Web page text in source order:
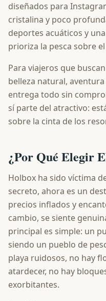
diseñados para
cristalina y poco
deportes acuáticos y
prioriza la pesca sobre
Para viajeros que
belleza natural,
entrega todo sin
sí parte del atractivo:
sobre la cinta de los
¿Por Qué Elegir
Holbox ha sido víctima
secreto, ahora es un
precios inflados y
cambio, se siente
principal es simple: un
siendo un pueblo de
playa ruidosos, no hay
atardecer, no hay
exorbitantes.